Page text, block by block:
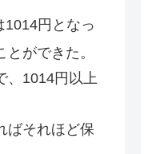
円となっ
ができた。
、1014円以上
ばそれほど保